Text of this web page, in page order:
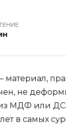
материал,
не
МДФ или
в самых